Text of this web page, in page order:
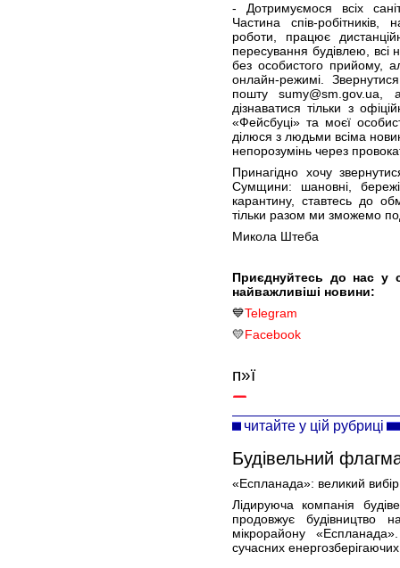
- Дотримуємося всіх
Частина спів-робітників,
роботи, працює
пересування будівлею, всі
без особистого прийому,
онлайн-режимі.
пошту sumy@sm.gov.ua,
дізнаватися тільки з
«Фейсбуці» та моєї
ділюся з людьми всіма
непорозумінь через
Принагідно хочу
Сумщини: шановні,
карантину, ставтесь до
тільки разом ми зможемо
Микола Штеба
Приєднуйтесь до нас у
найважливіші новини:
💙Telegram
💛Facebook
п»ї
читайте у цій рубриці
Будівельний
«Еспланада»: великий
Лідируюча компанія
продовжує будівництво
мікрорайону
сучасних